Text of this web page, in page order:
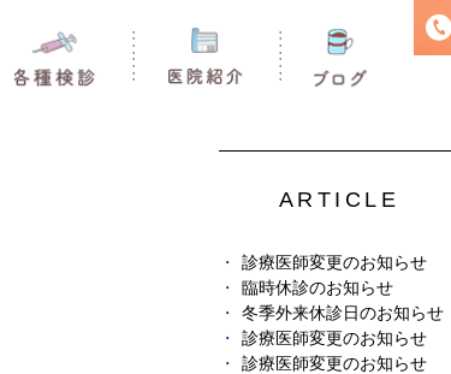
ARTICLE
診療医師変更のお知らせ
臨時休診のお知らせ
冬季外来休診日のお知らせ
診療医師変更のお知らせ
診療医師変更のお知らせ